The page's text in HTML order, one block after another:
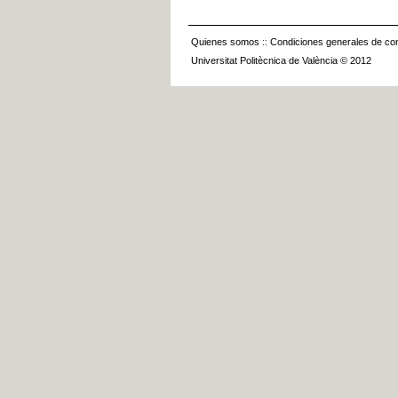
Quienes somos :: Condiciones generales de
Universitat Politècnica de València © 2012